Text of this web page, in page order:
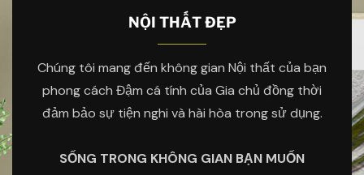
NỘI THẤT ĐẸP
Chúng tôi mang đến không gian Nội thất của bạn
phong cách Đậm cá tính của Gia chủ đồng thời
đảm bảo sự tiện nghi và hài hòa trong sử dụng.
SỐNG TRONG KHÔNG GIAN BẠN MUỐN